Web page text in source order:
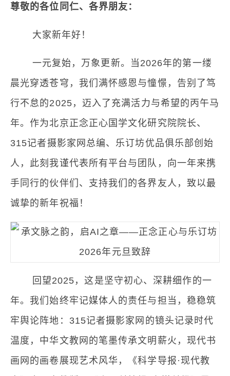
尊敬的各位同仁、各界朋友：
大家新年好！
一元复始，万象更新。当2026年的第一缕
晨光穿透苍穹，我们满怀感恩与憧憬，告别了笃
行不怠的2025，迈入了充满活力与希望的丙午马
年。作为北京正念正心国学文化研究院院长、
315记者摄影家网总编、乐订坊优品俱乐部创始
人，此刻我谨代表所有平台与团队，向一年来携
手同行的伙伴们、支持我们的各界友人，致以最
诚挚的新年祝福！
回望2025，这是坚守初心、深耕细作的一
年。我们始终牢记媒体人的责任与担当，稳稳筑
牢舆论阵地：315记者摄影家网的镜头记录时代
温度，中华文教网的笔墨传承文明薪火，现代书
画网的画卷展现艺术风华，《科学导报·现代教